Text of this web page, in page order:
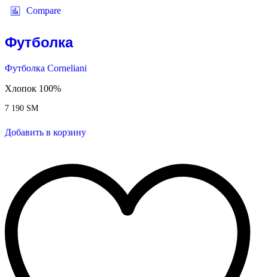
Compare
Футболка
Футболка Corneliani
Хлопок 100%
7 190 ЅМ
Добавить в корзину